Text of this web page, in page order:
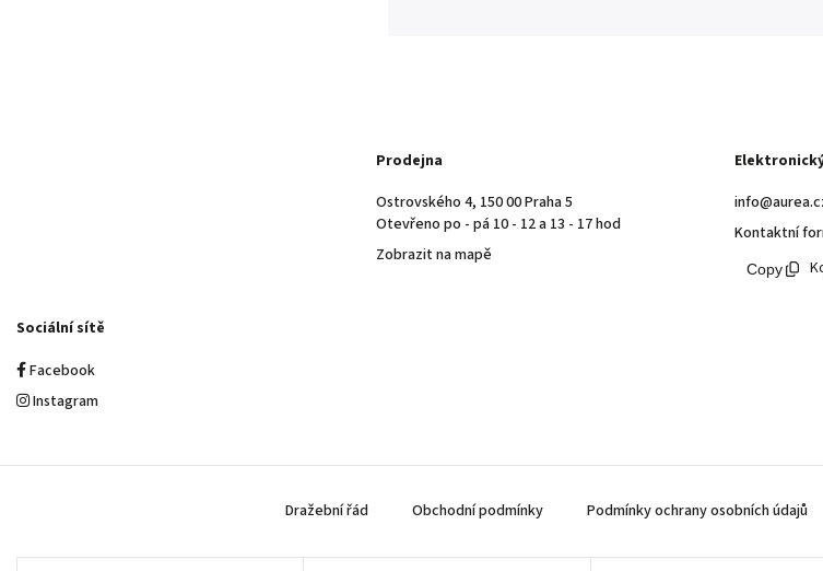
Prodejna
Ostrovského 4, 150 00 Praha 5
Otevřeno po - pá 10 - 12 a 13 - 17 hod
Zobrazit na mapě
Kontaktní
Sociální sítě
Facebook
Instagram
Dražební řád Obchodní podmínky Podmínky ochrany osobních údajů